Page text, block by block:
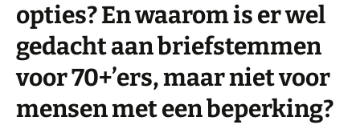
opties? En waarom is er wel
gedacht aan briefstemmen
voor 70+’ers, maar niet voor
mensen met een beperking?